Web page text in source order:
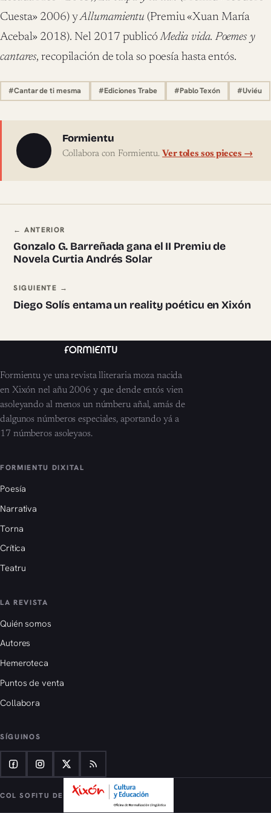
Cuesta» 2006) yAllumamientu (Premiu «Xuan María
Acebal» 2018). Nel 2017 publicóMedia vida. Poemes y
cantares, recopilación de tola so poesía hasta entós.
#Cantar de ti mesma #Ediciones Trabe #Pablo Texón #Uviéu
Sobre l'autor
Formientu
Collabora con Formientu.Ver toles sos pieces →
Navegación ente pieces
← ANTERIOR
Gonzalo G. Barreñada gana el II Premiu de
Novela Curtia Andrés Solar
SIGUIENTE →
Diego Solís entama un reality poéticu en Xixón
Formientu ye una revista lliteraria moza nacida
en Xixón nel añu 2006 y que dende entós vien
asoleyando al menos un númberu añal, amás de
dalgunos númberos especiales, aportando yá a
17 númberos asoleyaos.
FORMIENTU DIXITAL
Poesía
Narrativa
Torna
Crítica
Teatru
LA REVISTA
Quién somos
Autores
Hemeroteca
Puntos de venta
Collabora
SÍGUINOS
COL SOFITU DE